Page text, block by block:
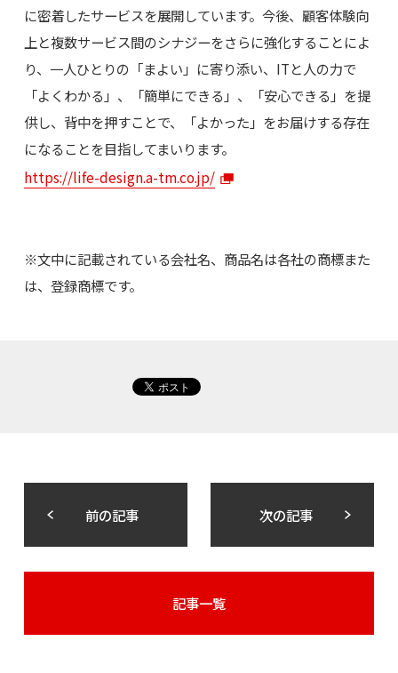
に密着したサービスを展開しています。今後、顧客体験向
上と複数サービス間のシナジーをさらに強化することによ
り、一人ひとりの「まよい」に寄り添い、ITと人の力で
「よくわかる」、「簡単にできる」、「安心できる」を提
供し、背中を押すことで、「よかった」をお届けする存在
になることを目指してまいります。
https://life-design.a-tm.co.jp/
※文中に記載されている会社名、商品名は各社の商標また
は、登録商標です。
前の記事 次の記事
記事一覧